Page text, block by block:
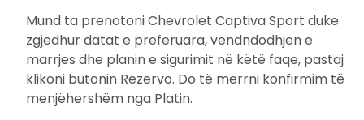
Mund ta prenotoni Chevrolet Captiva Sport duke
zgjedhur datat e preferuara, vendndodhjen e
marrjes dhe planin e sigurimit në këtë faqe, pastaj
klikoni butonin Rezervo. Do të merrni konfirmim të
menjëhershëm nga Platin.